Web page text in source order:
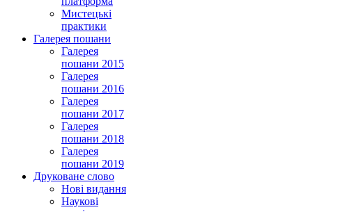
Мистецькі
практики
Галерея пошани
Галерея
пошани 2015
Галерея
пошани 2016
Галерея
пошани 2017
Галерея
пошани 2018
Галерея
пошани 2019
Друковане слово
Нові видання
Наукові